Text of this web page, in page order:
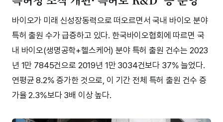
바이오가 미래 신성장동력으로 떠오르면서 국내 바이오 분야
특허 출원 수가 급증하고 있다. 한국바이오협회에 따르면 국
내 바이오(생명공학+헬스케어) 분야 특허 출원 건수는 2023
년 1만 7845건으로 2019년 1만 3034건보다 37% 늘었다.
연평균 8.2% 증가한 것으로, 이 기간 전체 특허 출원 건수 증
가율 2.3%보다 3배 이상 높다.